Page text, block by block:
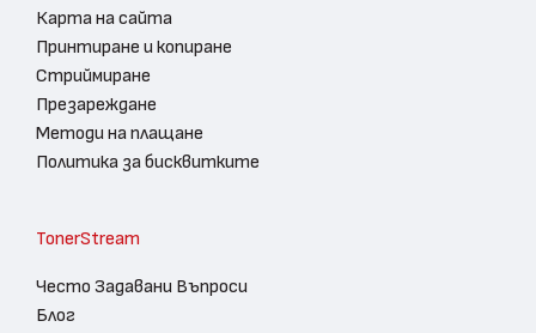
Карта на сайта
Принтиране и копиране
Стриймиране
Презареждане
Методи на плащане
Политика за бисквитките
TonerStream
Често Задавани Въпроси
Блог